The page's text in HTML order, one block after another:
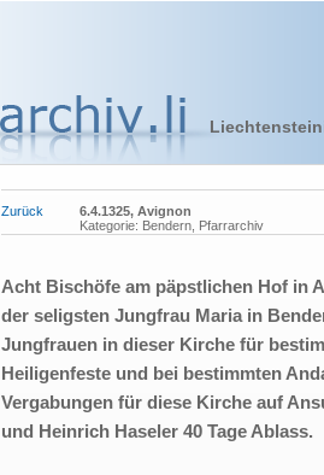
Zurück
6.4.1325, Avignon
Kategorie: Bendern, Pfarrarchiv
Acht Bischöfe am päpstlichen Hof in
der seligsten Jungfrau Maria in
Jungfrauen in dieser Kirche für
Heiligenfeste und bei bestimmten
Vergabungen für diese Kirche auf
und Heinrich Haseler 40 Tage Ablass.